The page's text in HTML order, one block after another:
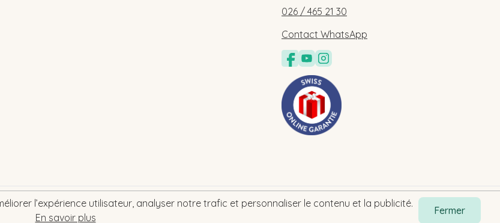
l’expérience utilisateur, analyser notre trafic et personnaliser le contenu et la publicité.
En savoir plus
Fermer
026 / 465 21 30
Contact WhatsApp
2026 © bebe-cadeau.ch | baby-geschenk.ch